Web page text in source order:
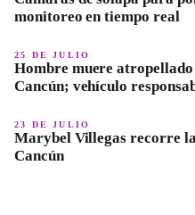
monitoreo en tiempo real
25 DE JULIO
Hombre muere
Cancún; vehículo
23 DE JULIO
Marybel Villegas recorre
Cancún